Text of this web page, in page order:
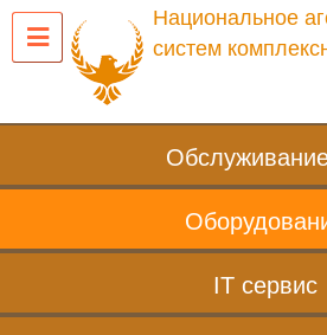
Национальное
систем
IT сервис